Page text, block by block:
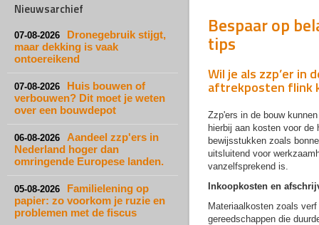
Nieuwsarchief
07-08-2026
Dronegebruik stijgt,
maar dekking is vaak
ontoereikend
07-08-2026
Huis bouwen of
verbouwen? Dit moet je weten
over een bouwdepot
06-08-2026
Aandeel zzp'ers in
Nederland hoger dan
omringende Europese landen.
05-08-2026
Familielening op
papier: zo voorkom je ruzie en
problemen met de fiscus
Bespaar op
tips
Wil je als zzp’er in
aftrekposten flink
Zzp'ers in de bouw
hierbij aan kosten voor
bewijsstukken zoals
uitsluitend voor
vanzelfsprekend is.
Inkoopkosten en
Materiaalkosten zoals
gereedschappen die